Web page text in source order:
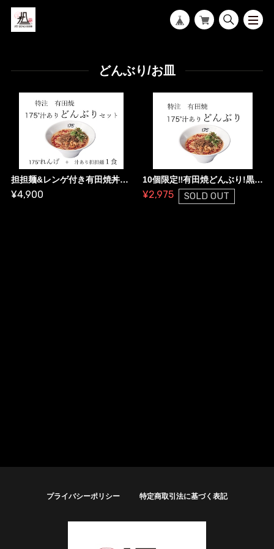
どんぶり/お皿
担担麺&レンゲ付き有田焼丼セット(担担麺(汁あり)＋れんげ＋丼)
¥4,900
10個限定‼︎有田焼どんぶり!黒ロゴ
¥2,975 SOLD OUT
プライバシーポリシー 特定商取引法に基づく表記